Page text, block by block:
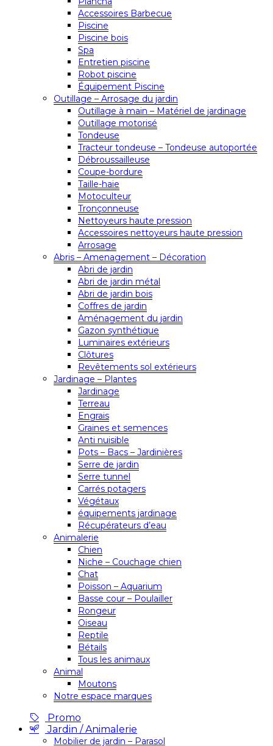
Accessoires Barbecue
Piscine
Piscine bois
Spa
Entretien piscine
Robot piscine
Équipement Piscine
Outillage – Arrosage du jardin
Outillage à main – Matériel de jardinage
Outillage motorisé
Tondeuse
Tracteur tondeuse – Tondeuse autoportée
Débroussailleuse
Coupe-bordure
Taille-haie
Motoculteur
Tronçonneuse
Nettoyeurs haute pression
Accessoires nettoyeurs haute pression
Arrosage
Abris – Amenagement – Décoration
Abri de jardin
Abri de jardin métal
Abri de jardin bois
Coffres de jardin
Aménagement du jardin
Gazon synthétique
Luminaires extérieurs
Clôtures
Revêtements sol extérieurs
Jardinage – Plantes
Jardinage
Terreau
Engrais
Graines et semences
Anti nuisible
Pots – Bacs – Jardinières
Serre de jardin
Serre tunnel
Carrés potagers
Végétaux
équipements jardinage
Récupérateurs d’eau
Animalerie
Chien
Niche – Couchage chien
Chat
Poisson – Aquarium
Basse cour – Poulailler
Rongeur
Oiseau
Reptile
Bétails
Tous les animaux
Animal
Moutons
Notre espace marques
Promo
Jardin / Animalerie
Mobilier de jardin – Parasol